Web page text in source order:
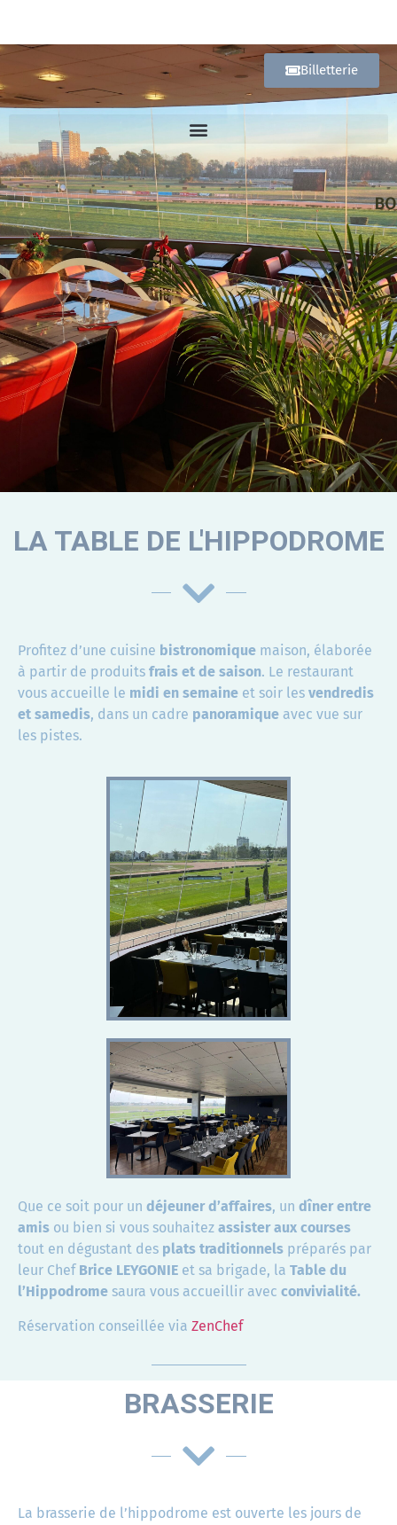
Billetterie
LA TABLE DE L'HIPPODROME
Profitez d’une cuisine bistronomique maison, élaborée
à partir de produits frais et de saison. Le restaurant
vous accueille le midi en semaine et soir les vendredis
et samedis, dans un cadre panoramique avec vue sur
les pistes.
Que ce soit pour un déjeuner d’affaires, un dîner entre
amis ou bien si vous souhaitez assister aux courses
tout en dégustant des plats traditionnels préparés par
leur Chef Brice LEYGONIE et sa brigade, la Table du
l’Hippodrome saura vous accueillir avec convivialité.
Réservation conseillée via ZenChef
BRASSERIE
La brasserie de l’hippodrome est ouverte les jours de